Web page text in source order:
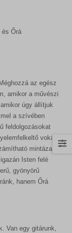
és Őrá
az egész
amikor a művészi
úgy állítjuk
a szívében
feldolgozásokat
vokális
mintázattal
Isten felé
gyönyörű
hanem Őrá
Van egy gitárunk,